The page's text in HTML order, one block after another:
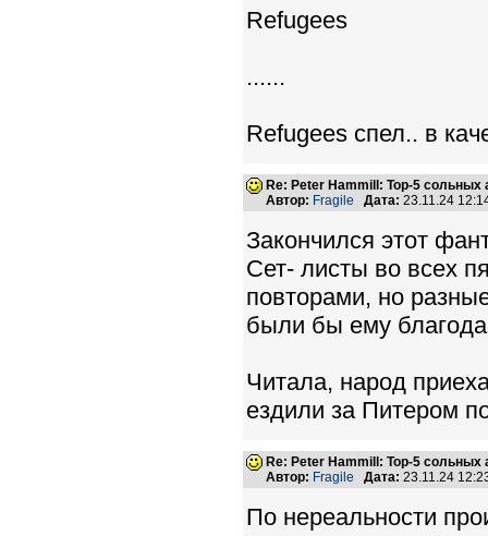
Refugees
......
Refugees спел.. в
Re: Peter Hammill: Top-5 сольных
Автор: Fragile Дата: 23.11.24
Закончился этот
Сет- листы во всех
повторами, но
были бы ему
Читала, народ
ездили за Питером
Re: Peter Hammill: Top-5 сольных
Автор: Fragile Дата: 23.11.24
По нереальности